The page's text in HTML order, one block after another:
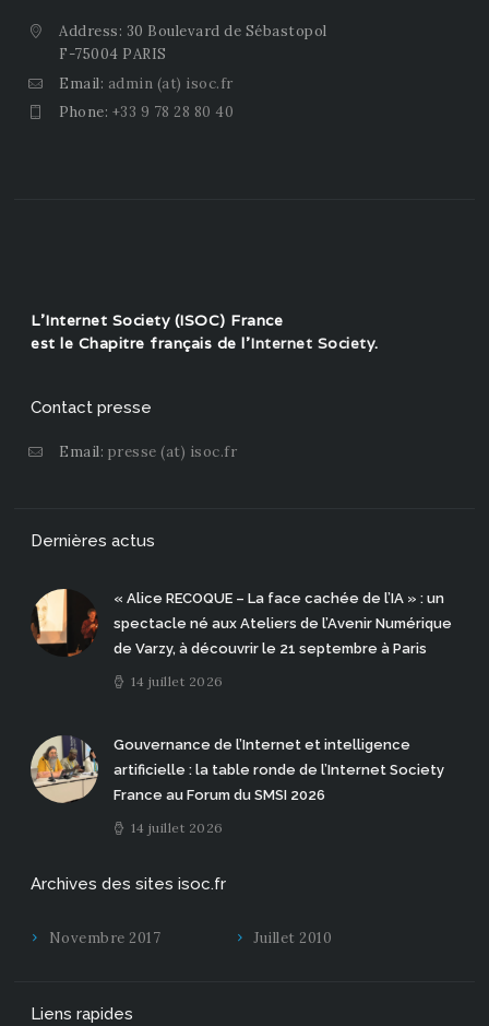
Address: 30 Boulevard de Sébastopol
F-75004 PARIS
Email: admin (at) isoc.fr
Phone: +33 9 78 28 80 40
L'Internet Society (ISOC) France
est le Chapitre français de l'Internet Society.
Contact presse
Email: presse (at) isoc.fr
Dernières actus
« Alice RECOQUE – La face cachée de l’IA » : un
spectacle né aux Ateliers de l’Avenir Numérique
de Varzy, à découvrir le 21 septembre à Paris
14 juillet 2026
Gouvernance de l’Internet et intelligence
artificielle : la table ronde de l’Internet Society
France au Forum du SMSI 2026
14 juillet 2026
Archives des sites isoc.fr
Novembre 2017 Juillet 2010
Liens rapides